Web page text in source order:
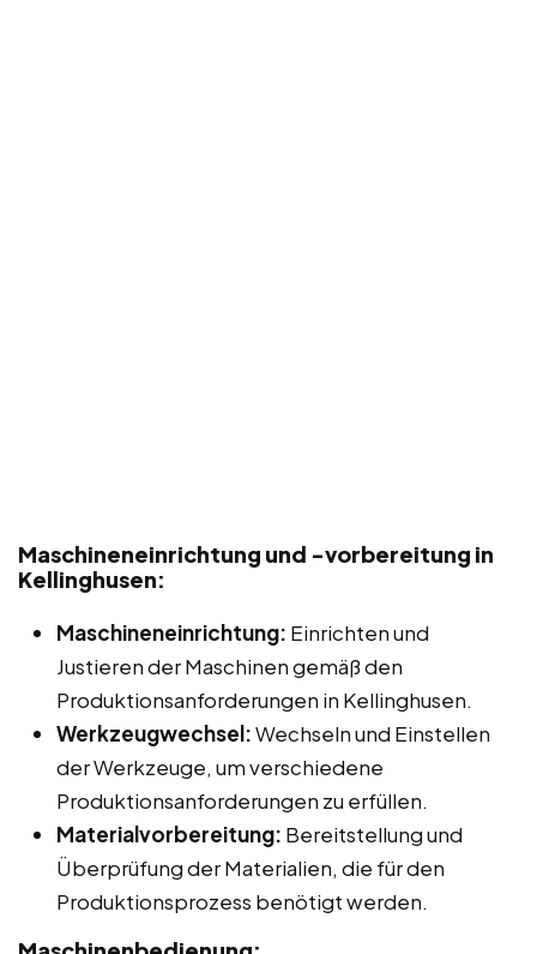
Maschineneinrichtung und -vorbereitung in
Kellinghusen:
Maschineneinrichtung: Einrichten und
Justieren der Maschinen gemäß den
Produktionsanforderungen in Kellinghusen.
Werkzeugwechsel:Wechseln und Einstellen
der Werkzeuge, um verschiedene
Produktionsanforderungen zu erfüllen.
Materialvorbereitung: Bereitstellung und
Überprüfung der Materialien, die für den
Produktionsprozess benötigt werden.